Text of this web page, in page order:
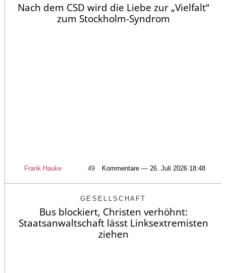
Nach dem CSD wird die Liebe zur „Vielfalt“
zum Stockholm-Syndrom
Frank Hauke 49 Kommentare — 26. Juli 2026 18:48
GESELLSCHAFT
Bus blockiert, Christen verhöhnt:
Staatsanwaltschaft lässt Linksextremisten
ziehen